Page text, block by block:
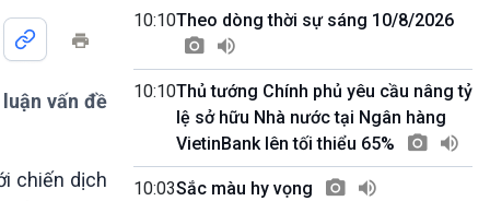
Khởi nghiệp
Tuyên chiến với gian lận
Tâm tình biên giới và hải
Tìm hiểu biển, đảo Việt
Nam
Góc nhìn VOV1
Bình luận
vấn đề
chiến dịch
10:10Theo dòng thời sự sáng 10/8/2026
10:10Thủ tướng Chính phủ yêu cầu nâng tỷ
lệ sở hữu Nhà nước tại Ngân hàng
VietinBank lên tối thiểu 65%
10:03Sắc màu hy vọng